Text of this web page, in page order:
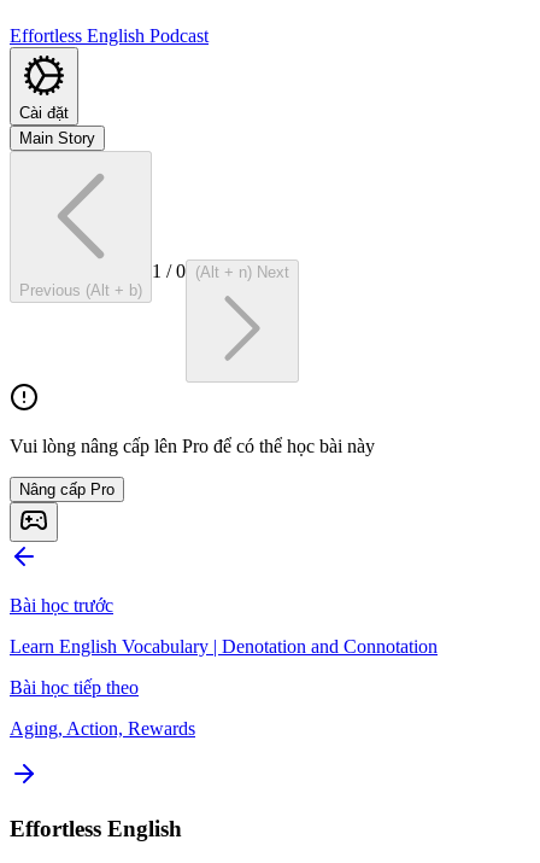
Effortless English Podcast
Cài đặt
Main Story
Previous (Alt + b)
1 /0 (Alt + n) Next
Vui lòng nâng cấp lên Pro để có thể học bài này
Nâng cấp Pro
Bài học trước
Learn English Vocabulary | Denotation and Connotation
Bài học tiếp theo
Aging, Action, Rewards
Effortless English